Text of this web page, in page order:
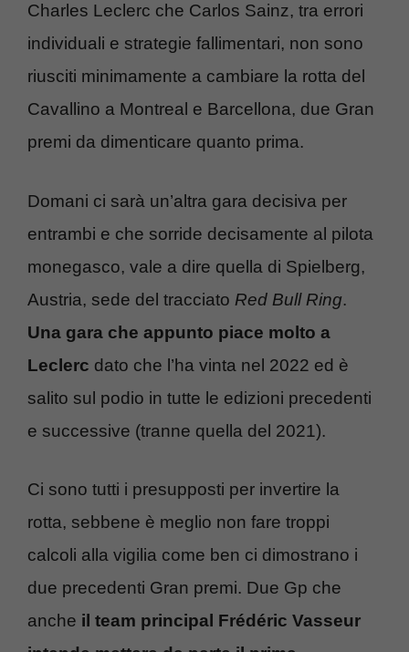
Charles Leclerc che Carlos Sainz, tra errori
individuali e strategie fallimentari, non sono
riusciti minimamente a cambiare la rotta del
Cavallino a Montreal e Barcellona, due Gran
premi da dimenticare quanto prima.
Domani ci sarà un’altra gara decisiva per
entrambi e che sorride decisamente al pilota
monegasco, vale a dire quella di Spielberg,
Austria, sede del tracciato Red Bull Ring.
Una gara che appunto piace molto a
Leclerc dato che l’ha vinta nel 2022 ed è
salito sul podio in tutte le edizioni precedenti
e successive (tranne quella del 2021).
Ci sono tutti i presupposti per invertire la
rotta, sebbene è meglio non fare troppi
calcoli alla vigilia come ben ci dimostrano i
due precedenti Gran premi. Due Gp che
anche il team principal Frédéric Vasseur